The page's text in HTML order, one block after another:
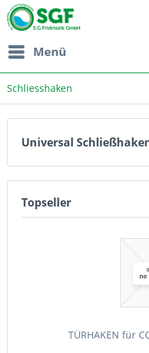
Menü
Schliesshaken
Universal
Topseller
TÜRHAKEN für